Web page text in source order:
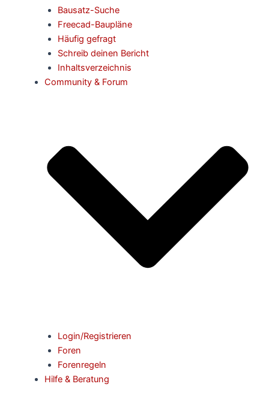
Bausatz-Suche
Freecad-Baupläne
Häufig gefragt
Schreib deinen Bericht
Inhaltsverzeichnis
Community & Forum
Login/Registrieren
Foren
Forenregeln
Hilfe & Beratung